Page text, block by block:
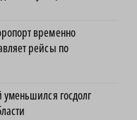
временно
рейсы по
госдолг